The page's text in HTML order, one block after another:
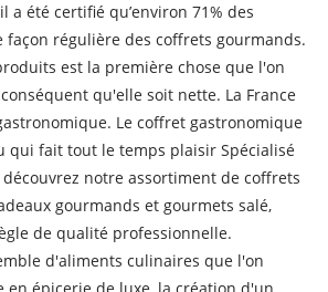
a été certifié qu’environ 71% des
façon régulière des coffrets gourmands.
est la première chose que l'on
qu'elle soit nette. La France
Le coffret gastronomique
qui fait tout le temps plaisir Spécialisé
notre assortiment de coffrets
gourmands et gourmets salé,
de qualité professionnelle.
d'aliments culinaires que l'on